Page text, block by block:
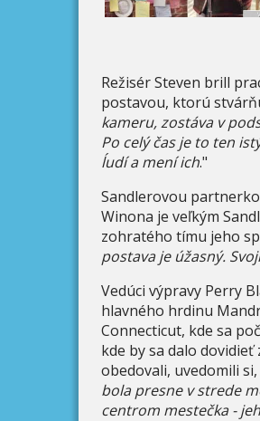
Režisér Steven brill
postavou, ktorú
kameru, zostáva v
Po celý čas je to ten
ĺudí a mení ich."
Sandlerovou
Winona je veľkým
zohratého tímu jeho
postava je úžasný.
Vedúci výpravy Perry
hlavného hrdinu
Connecticut, kde sa
kde by sa dalo
obedovali, uvedomili
bola presne v strede
centrom mestečka -